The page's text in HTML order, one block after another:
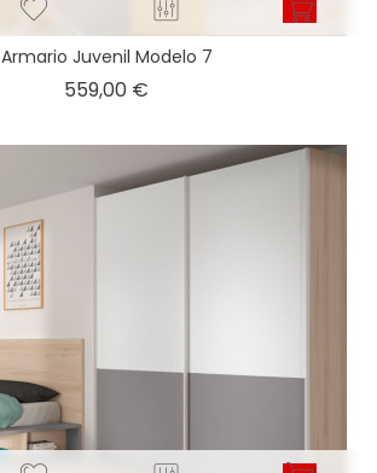
Armario Juvenil Modelo 7
559,00 €